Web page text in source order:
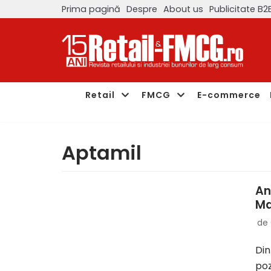
Prima pagină Despre About us Publicitate
Retail FMCG E-commerce
Aptamil
de